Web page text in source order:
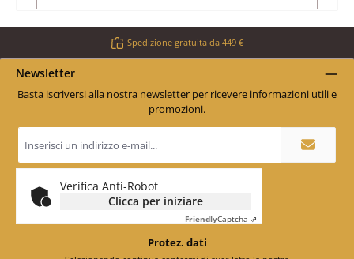
Spedizione gratuita da 449 €
Newsletter
Basta iscriversi alla nostra newsletter per ricevere informazioni utili e
promozioni.
e-
mail
*
Verifica Anti-Robot
Clicca per iniziare
FriendlyCaptcha ⇗
Protez. dati